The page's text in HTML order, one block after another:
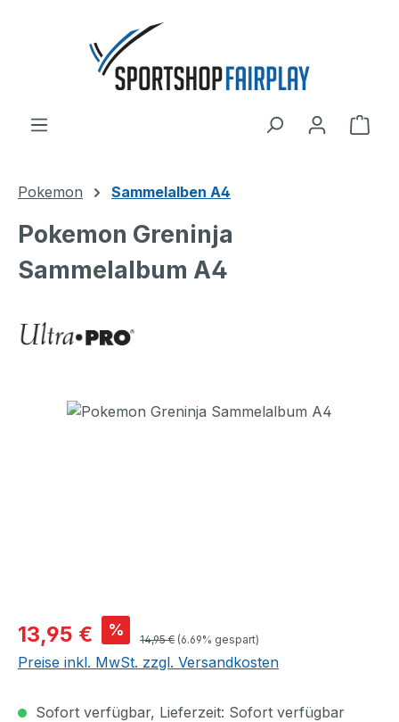
Zum Hauptinhalt springen
Pokemon Sammelalben A4
Pokemon Greninja
Sammelalbum A4
Bildergalerie überspringen
Verkaufspreis:
13,95 € % Regulärer Preis:
14,95 € (6.69% gespart)
Preise inkl. MwSt. zzgl. Versandkosten
Sofort verfügbar, Lieferzeit: Sofort verfügbar